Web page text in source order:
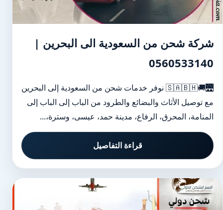
شركة شحن من السعودية الى البحرين |
0560533140
🌉🚚🇸🇦🇧🇭 نوفر خدمات شحن من السعودية إلى البحرين
مع توصيل الأثاث والبضائع والطرود من الباب إلى الباب إلى
المنامة، المحرق، الرفاع، مدينة حمد، عيسى، وسترة،...
قراءة التفاصيل